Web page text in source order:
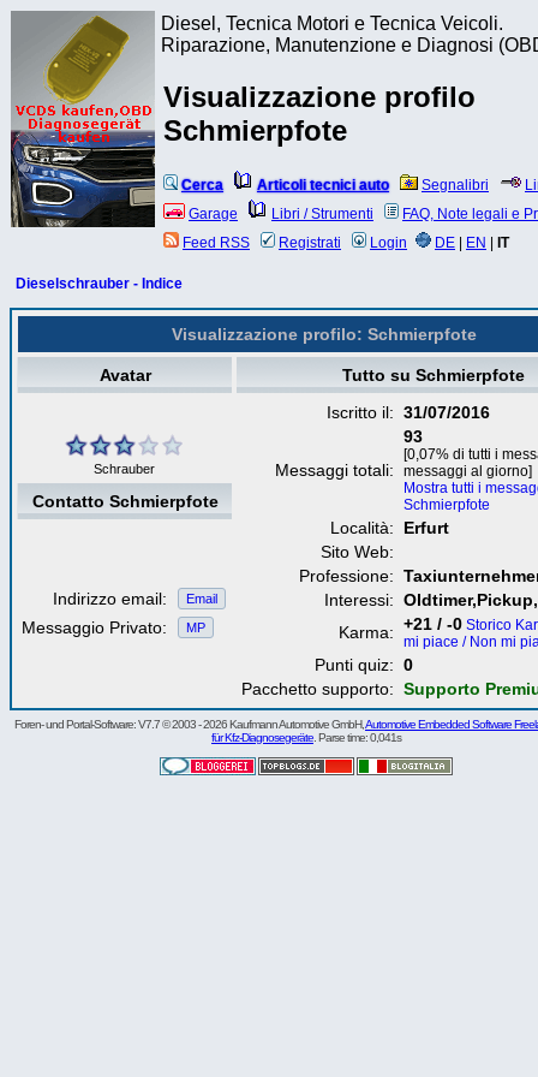
Diesel, Tecnica Motori e Tecnica Veicoli.
Riparazione, Manutenzione e Diagnosi
Visualizzazione profilo
Schmierpfote
Cerca Articoli tecnici auto Segnalibri
Garage
Libri / Strumenti
FAQ, Note legali e
Feed RSS
Registrati Login DE EN IT
Dieselschrauber - Indice
Visualizzazione profilo: Schmierpfote
Avatar Tutto su Schmierpfote
Schrauber
Iscritto il: 31/07/2016
Messaggi totali:
93
[0,07% di tutti i
messaggi al giorno]
Mostra tutti i
Schmierpfote
Località:
Erfurt
Sito Web:
Professione:
Interessi:
Karma: +21 / -0 Storico
mi piace / Non mi
Punti quiz: 0
Pacchetto supporto: Supporto
Contatto Schmierpfote
Indirizzo email: Email
Messaggio Privato: MP
Foren- und Portal-Software: V7.7 © 2003 - 2026 Kaufmann Automotive GmbH,Automotive Embedded Software
für Kfz-Diagnosegeräte . Parse time: 0,041s